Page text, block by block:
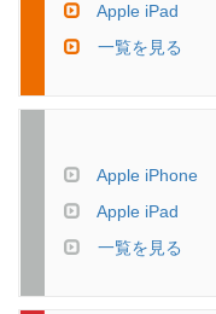
Apple iPad
一覧を見る
Apple iPhone
Apple iPad
一覧を見る